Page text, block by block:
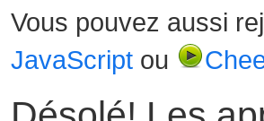
Vous pouvez aussi
JavaScript ou